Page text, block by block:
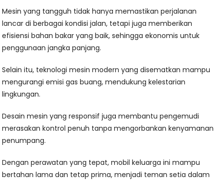
Mesin yang tangguh tidak hanya memastikan perjalanan
lancar di berbagai kondisi jalan, tetapi juga memberikan
efisiensi bahan bakar yang baik, sehingga ekonomis untuk
penggunaan jangka panjang.
Selain itu, teknologi mesin modern yang disematkan mampu
mengurangi emisi gas buang, mendukung kelestarian
lingkungan.
Desain mesin yang responsif juga membantu pengemudi
merasakan kontrol penuh tanpa mengorbankan kenyamanan
penumpang.
Dengan perawatan yang tepat, mobil keluarga ini mampu
bertahan lama dan tetap prima, menjadi teman setia dalam